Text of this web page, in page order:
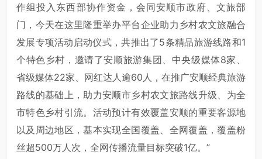
作组投入东西部协作资金，会同安顺市政府、文旅部
门，今天在这里隆重举办平台企业助力乡村农文旅融合
发展专项活动启动仪式，共推出了5条精品旅游线路和1
个特色乡村，邀请了安顺旅游集团、中央级媒体8家、
省级媒体22家、网红达人逾60人，在推广安顺经典旅游
路线的基础上，助力安顺市乡村农文旅路线升级、为全
市特色乡村引流。活动预计有效覆盖安顺的重要客源地
以及周边地区，基本实现全国覆盖、全网覆盖，覆盖粉
丝超500万人次，全网传播流量目标突破1亿。”